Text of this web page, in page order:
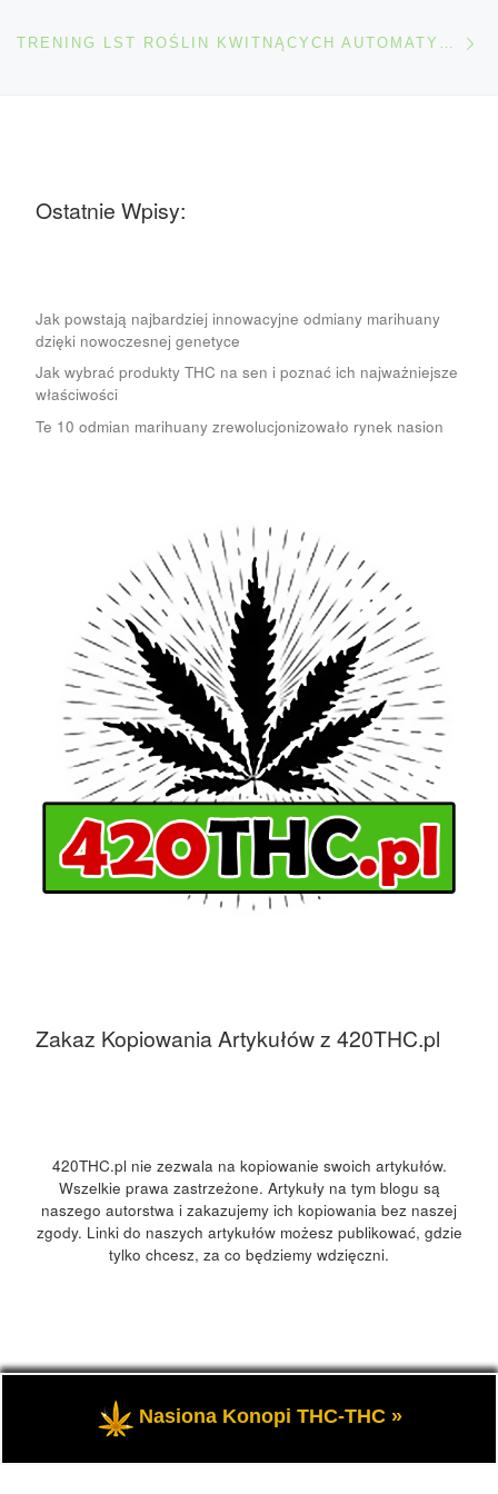
TRENING LST ROŚLIN KWITNĄCYCH AUTOMATYCZNIE
Ostatnie Wpisy:
Jak powstają najbardziej innowacyjne odmiany marihuany
dzięki nowoczesnej genetyce
Jak wybrać produkty THC na sen i poznać ich najważniejsze
właściwości
Te 10 odmian marihuany zrewolucjonizowało rynek nasion
Zakaz Kopiowania Artykułów z 420THC.pl
420THC.pl nie zezwala na kopiowanie swoich artykułów.
Wszelkie prawa zastrzeżone. Artykuły na tym blogu są
naszego autorstwa i zakazujemy ich kopiowania bez naszej
zgody. Linki do naszych artykułów możesz publikować, gdzie
tylko chcesz, za co będziemy wdzięczni.
420Polska, 420THC.pl
– Wszelkie prawa zastrzeżone
- Kultura marihuany, konopi 420 w Polsce i na świecie.
Nasiona Konopi THC-THC »